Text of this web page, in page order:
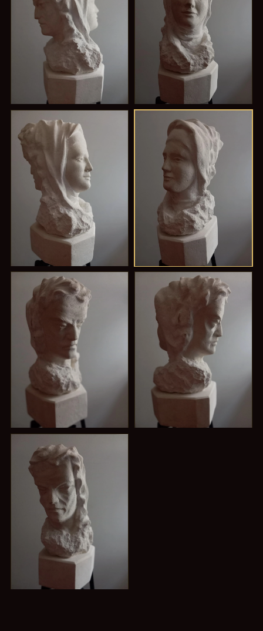
Deux Visages La Carmélite
Vers le Ciel L'Amour
Révolutionnaire